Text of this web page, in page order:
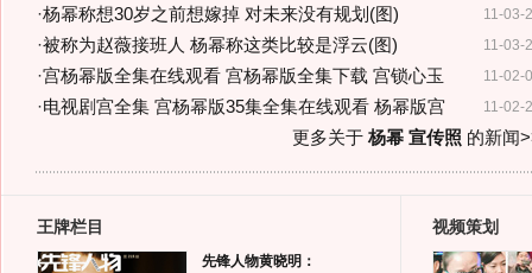
11-03-
·杨幂称想30岁之前想嫁掉 对未来没有规划(图)
11-03-
·被称为赵薇接班人 杨幂称这类比较是浮云(图)
11-02-
·宫杨幂版全集在线观看 宫杨幂版全集下载 宫锁心玉
11-02-
·电视剧宫全集 宫杨幂版35集全集在线观看 杨幂版宫
更多关于 杨幂 宣传照 的新闻
王牌栏目
先锋人物黄晓明：
视频策划